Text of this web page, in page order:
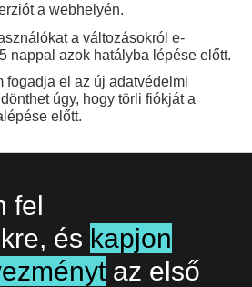
a webhelyén.
a változásokról e-
nappal azok hatályba lépése előtt.
fogadja el az új adatvédelmi
úgy, hogy törli fiókját a
előtt.
fel
és kapjon
az első